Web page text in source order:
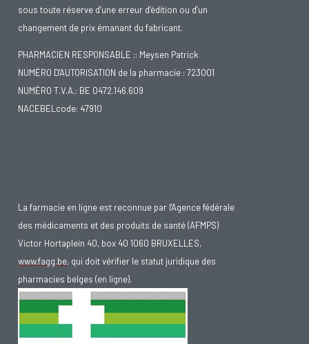
sous toute réserve d’une erreur d’édition ou d’un
changement de prix émanant du fabricant.
PHARMACIEN RESPONSABLE :: Meysen Patrick
NUMÉRO D'AUTORISATION de la pharmacie : 723001
NUMÉRO T.V.A.: BE 0472.146.609
NACEBELcode: 47910
La farmacie en ligne est reconnue par l'Agence fédérale
des médicaments et des produits de santé (AFMPS)
Victor Hortaplein 40, box 40 1060 BRUXELLES,
www.fagg.be, qui doit vérifier le statut juridique des
pharmacies belges (en ligne).